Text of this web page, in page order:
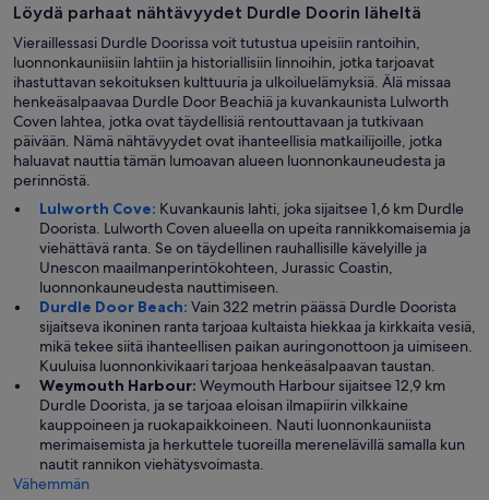
Löydä parhaat nähtävyydet Durdle Doorin läheltä
Vieraillessasi Durdle Doorissa voit tutustua upeisiin rantoihin,
luonnonkauniisiin lahtiin ja historiallisiin linnoihin, jotka tarjoavat
ihastuttavan sekoituksen kulttuuria ja ulkoiluelämyksiä. Älä missaa
henkeäsalpaavaa Durdle Door Beachiä ja kuvankaunista Lulworth
Coven lahtea, jotka ovat täydellisiä rentouttavaan ja tutkivaan
päivään. Nämä nähtävyydet ovat ihanteellisia matkailijoille, jotka
haluavat nauttia tämän lumoavan alueen luonnonkauneudesta ja
perinnöstä.
Lulworth Cove: Kuvankaunis lahti, joka sijaitsee 1,6 km Durdle
Doorista. Lulworth Coven alueella on upeita rannikkomaisemia ja
viehättävä ranta. Se on täydellinen rauhallisille kävelyille ja
Unescon maailmanperintökohteen, Jurassic Coastin,
luonnonkauneudesta nauttimiseen.
Durdle Door Beach: Vain 322 metrin päässä Durdle Doorista
sijaitseva ikoninen ranta tarjoaa kultaista hiekkaa ja kirkkaita vesiä,
mikä tekee siitä ihanteellisen paikan auringonottoon ja uimiseen.
Kuuluisa luonnonkivikaari tarjoaa henkeäsalpaavan taustan.
Weymouth Harbour: Weymouth Harbour sijaitsee 12,9 km
Durdle Doorista, ja se tarjoaa eloisan ilmapiirin vilkkaine
kauppoineen ja ruokapaikkoineen. Nauti luonnonkauniista
merimaisemista ja herkuttele tuoreilla merenelävillä samalla kun
nautit rannikon viehätysvoimasta.
Vähemmän